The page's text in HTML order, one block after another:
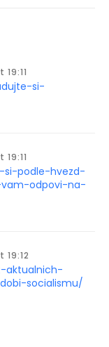
19:11
si-
19:11
si-podle-hvezd-
odpovi-na-
19:12
aktualnich-
socialismu/